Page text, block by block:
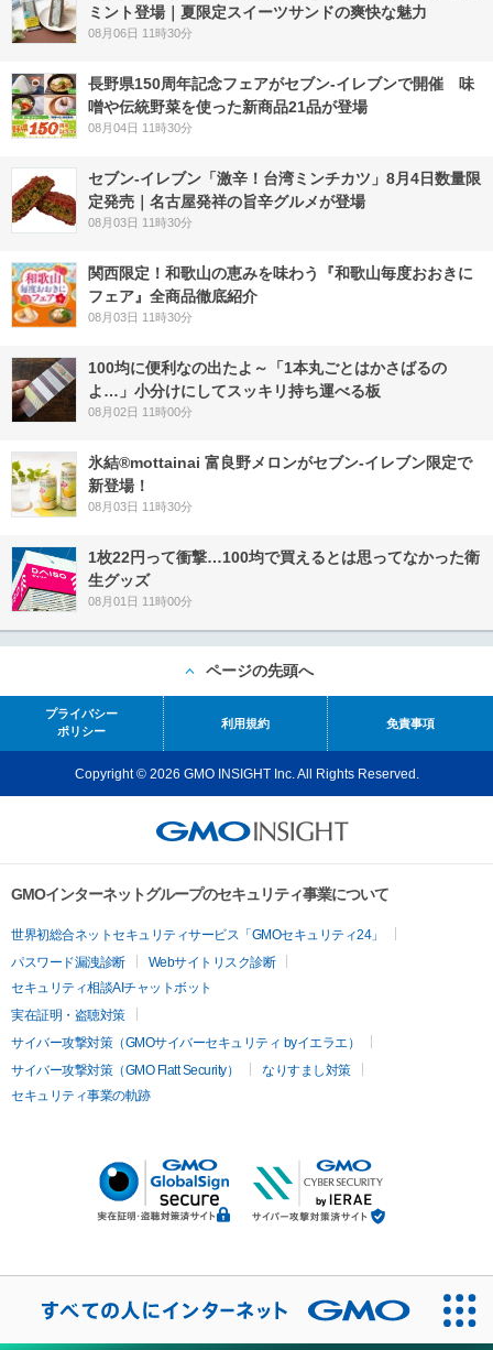
ミント登場｜夏限定スイーツサンドの爽快な魅力
08月06日 11時30分
長野県150周年記念フェアがセブン-イレブンで開催 味
噌や伝統野菜を使った新商品21品が登場
08月04日 11時30分
セブン-イレブン「激辛！台湾ミンチカツ」8月4日数量限
定発売｜名古屋発祥の旨辛グルメが登場
08月03日 11時30分
関西限定！和歌山の恵みを味わう『和歌山毎度おおきに
フェア』全商品徹底紹介
08月03日 11時30分
100均に便利なの出たよ～「1本丸ごとはかさばるの
よ…」小分けにしてスッキリ持ち運べる板
08月02日 11時00分
氷結®mottainai 富良野メロンがセブン‐イレブン限定で
新登場！
08月03日 11時30分
1枚22円って衝撃…100均で買えるとは思ってなかった衛
生グッズ
08月01日 11時00分
ページの先頭へ
プライバシー
ポリシー
利用規約 免責事項
Copyright © 2026 GMO INSIGHT Inc. All Rights Reserved.
GMOインターネットグループのセキュリティ事業について
世界初総合ネットセキュリティサービス「GMOセキュリティ24」
パスワード漏洩診断
Webサイトリスク診断
セキュリティ相談AIチャットボット
実在証明・盗聴対策
サイバー攻撃対策（GMOサイバーセキュリティ byイエラエ）
サイバー攻撃対策（GMO Flatt Security）
なりすまし対策
セキュリティ事業の軌跡